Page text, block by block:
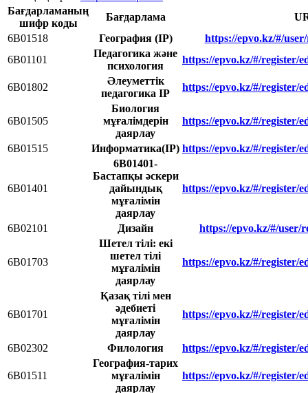
Бағдарламаның
шифр коды
Бағдарлама
6В01518
География (ІР)
https://epvo.kz/#/
6В01101
Педагогика және
психология
https://epvo.kz/#/register/
6B01802
Әлеуметтік
педагогика IP
https://epvo.kz/#/register/
6B01505
Биология
мұғалімдерін
даярлау
https://epvo.kz/#/register/
6B01515 Информатика(IP) https://epvo.kz/#/register/
6B01401
6B01401-
Бастапқы әскери
дайындық
мұғалімін
даярлау
https://epvo.kz/#/register/
6В02101 Дизайн https://epvo.kz/#/user/
6B01703
Шетел тілі: екі
шетел тілі
мұғалімін
даярлау
https://epvo.kz/#/register/
6В01701
Қазақ тілі мен
әдебиеті
мұғалімін
даярлау
https://epvo.kz/#/register/
6В02302 Филология https://epvo.kz/#/register/
6В01511
География-тарих
мұғалімін
даярлау
https://epvo.kz/#/register/